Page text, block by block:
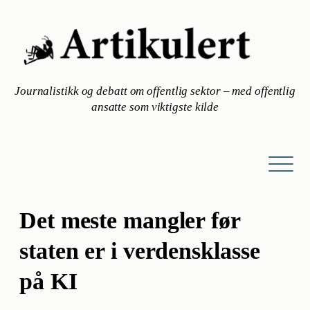
innhold
Journalistikk og debatt om offentlig sektor – med offentlig
ansatte som viktigste kilde
Det meste mangler før
staten er i verdensklasse
på KI